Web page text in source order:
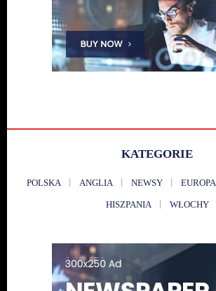
KATEGORIE
POLSKA ANGLIA NEWSY EUROPA
HISZPANIA WŁOCHY